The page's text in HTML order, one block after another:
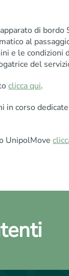
di bordo
al
e le condizioni
del
clicca qui.
in corso
UnipolMove